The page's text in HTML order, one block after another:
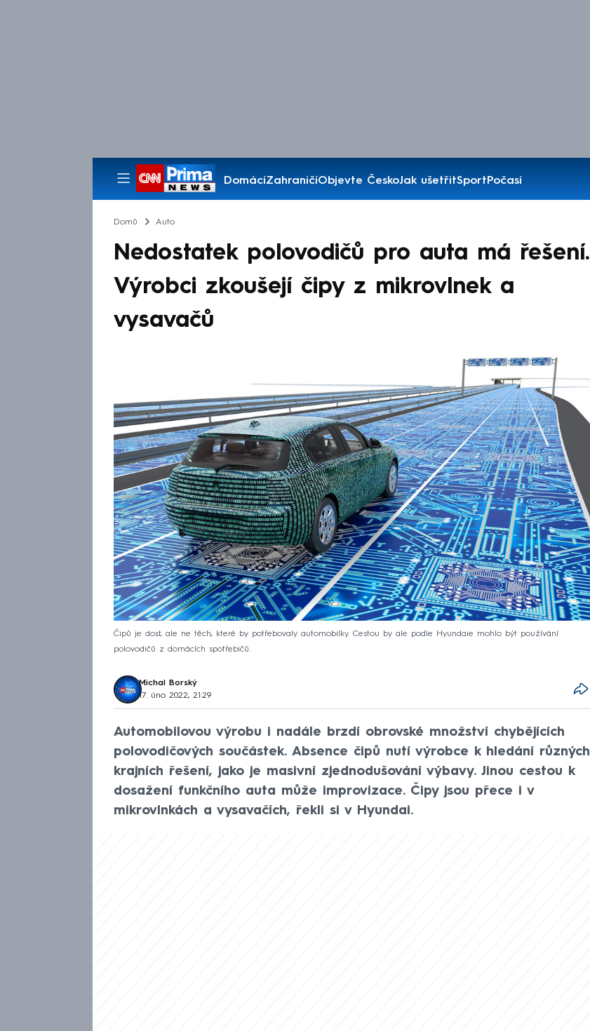
DomácíZahraničíObjevte ČeskoJak ušetřitSportPočasí
Pořady
Domů Auto
Nedostatek polovodičů pro auta má řešení.
Výrobci zkoušejí čipy z mikrovlnek a
vysavačů
Čipů je dost, ale ne těch, které by potřebovaly automobilky. Cestou by ale podle Hyundaie mohlo být používání
polovodičů z domácích spotřebičů.
Michal Borský
17. úno 2022, 21:29
Automobilovou výrobu i nadále brzdí obrovské množství chybějících
polovodičových součástek. Absence čipů nutí výrobce k hledání různých
krajních řešení, jako je masivní zjednodušování výbavy. Jinou cestou k
dosažení funkčního auta může improvizace. Čipy jsou přece i v
mikrovlnkách a vysavačích, řekli si v Hyundai.